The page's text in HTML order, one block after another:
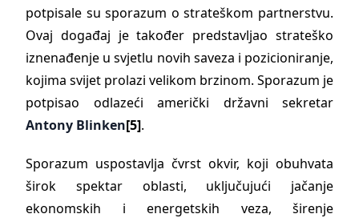
potpisale su sporazum o strateškom partnerstvu.
Ovaj događaj je također predstavljao strateško
iznenađenje u svjetlu novih saveza i pozicioniranje,
kojima svijet prolazi velikom brzinom. Sporazum je
potpisao odlazeći američki državni sekretar
Antony Blinken[5].
Sporazum uspostavlja čvrst okvir, koji obuhvata
širok spektar oblasti, uključujući jačanje
ekonomskih i energetskih veza, širenje